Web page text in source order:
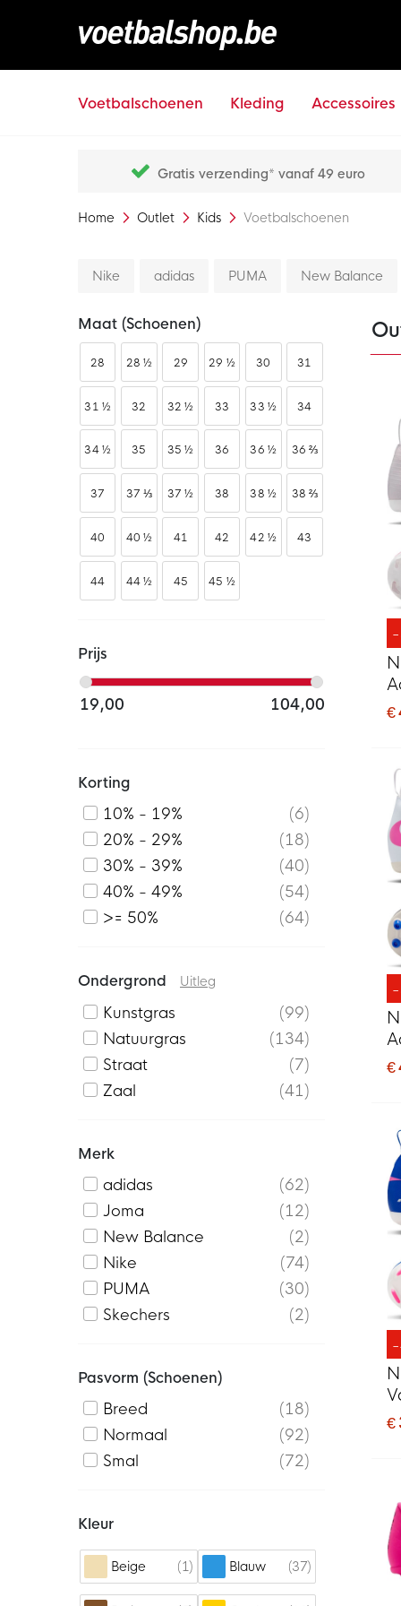
Voetbalschoenen Kleding Accessoires
Gratis verzending* vanaf 49 euro
Home Outlet Kids Voetbalschoenen
Nike adidas PUMA New Balance
€
€
€
Maat (schoenen)
28 28 ½ 29 29 ½ 30 31
31 ½ 32 32 ½ 33 33 ½ 34
34 ½ 35 35 ½ 36 36 ½ 36 ⅔
37 37 ⅓ 37 ½ 38 38 ½ 38 ⅔
40 40 ½ 41 42 42 ½ 43
44 44 ½ 45 45 ½
Prijs
19,00 104,00
Korting
10% - 19%
6
20% - 29%
18
30% - 39%
40
40% - 49%
54
>= 50%
64
Ondergrond Uitleg
Kunstgras
99
Natuurgras
134
Straat
7
Zaal
41
Merk
adidas
62
Joma
12
New Balance
2
Nike
74
PUMA
30
Skechers
2
Pasvorm (schoenen)
Breed
18
Normaal
92
Smal
72
Kleur
Beige 1 Blauw 37